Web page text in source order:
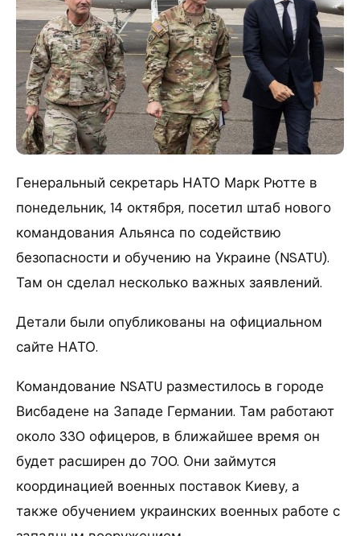
Генеральный секретарь НАТО Марк Рютте в
понедельник, 14 октября, посетил штаб нового
командования Альянса по содействию
безопасности и обучению на Украине (NSATU).
Там он сделал несколько важных заявлений.
Детали были опубликованы на официальном
сайте НАТО.
Командование NSATU разместилось в городе
Висбадене на Западе Германии. Там работают
около 330 офицеров, в ближайшее время он
будет расширен до 700. Они займутся
координацией военных поставок Киеву, а
также обучением украинских военных работе с